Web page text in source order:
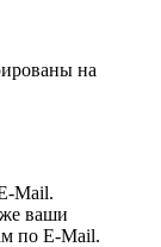
на
Mail.
ваши
по E-Mail.